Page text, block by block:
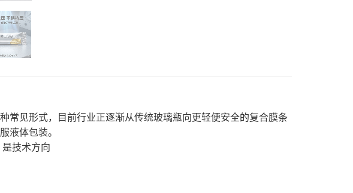
常见形式，目前行业正逐渐从传统玻璃瓶向更轻便安全的复合膜条
液体包装。
技术方向